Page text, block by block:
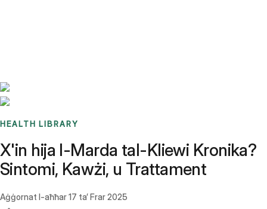
HEALTH LIBRARY
X'in hija l-Marda tal-Kliewi Kronika?
Sintomi, Kawżi, u Trattament
Aġġornat l-aħħar17 ta’ Frar 2025